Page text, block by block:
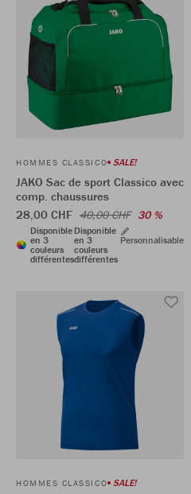
HOMMES CLASSICO SALE!
JAKO Sac de sport Classico avec
comp. chaussures
28,00 CHF 40,00 CHF 30 %
Disponible
en 3
couleurs
différentes
Disponible
en 3
couleurs
différentes
Personnalisable
HOMMES CLASSICO SALE!